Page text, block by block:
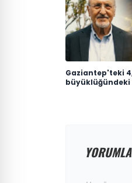
Gaziantep'teki
büyüklüğündeki